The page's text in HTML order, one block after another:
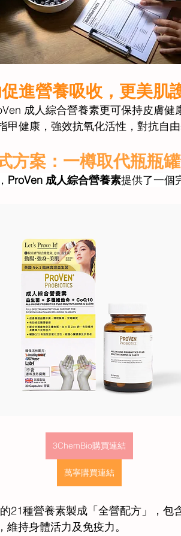
進營養吸收，更美肌
成人綜合營養素更可保持皮膚健
甲健康，強效抗氧化活性，對抗自
方案：一樽取代瓶瓶
ProVen 成人綜合營養素提供了一個
3ChemBio購買連結
萬寧購買連結
21種營養素製成「全營配方」，包
持身體活力及免疫力。